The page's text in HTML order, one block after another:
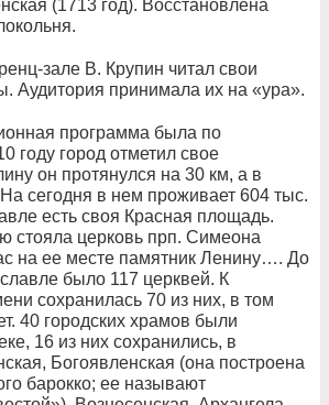
(1713 год). Восстановлена
зале В. Крупин читал свои
Аудитория принимала их на «ура».
программа была по
году город отметил свое
он протянулся на 30 км, а в
сегодня в нем проживает 604 тыс.
есть своя Красная площадь.
стояла церковь прп. Симеона
на ее месте памятник Ленину…. До
было 117 церквей. К
сохранилась 70 из них, в том
40 городских храмов были
16 из них сохранились, в
Богоявленская (она построена
барокко; ее называют